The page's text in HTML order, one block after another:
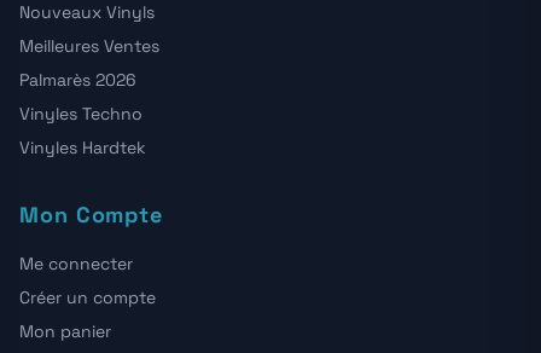
Nouveaux Vinyls
Meilleures Ventes
Palmarès 2026
Vinyles Techno
Vinyles Hardtek
Mon Compte
Me connecter
Créer un compte
Mon panier